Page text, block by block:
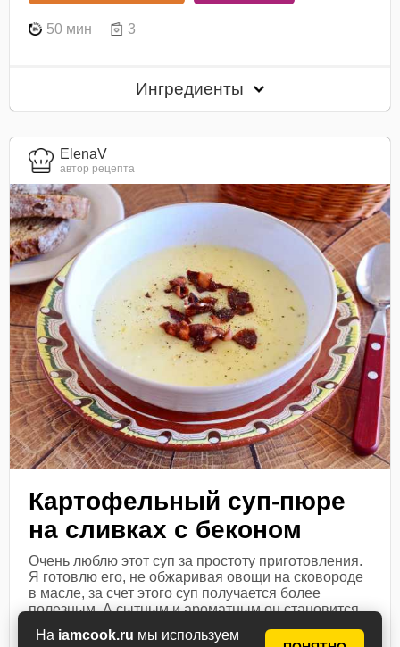
На iamcook.ru мы используем
50 мин 3
Ингредиенты
ElenaV
автор рецепта
Картофельный суп-пюре
на сливках с беконом
Очень люблю этот суп за простоту приготовления.
Я готовлю его, не обжаривая овощи на сковороде
в масле, за счет этого суп получается более
полезным. А сытным и ароматным он становится...
Посмотреть рецепт